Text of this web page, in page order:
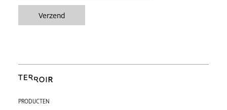
Verzend
PRODUCTEN